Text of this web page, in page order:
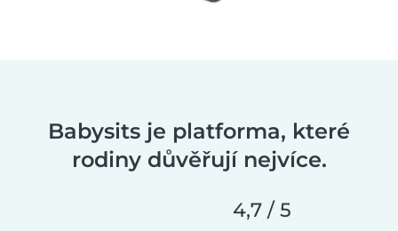
Babysits je platforma, které
rodiny důvěřují nejvíce.
4,7 / 5